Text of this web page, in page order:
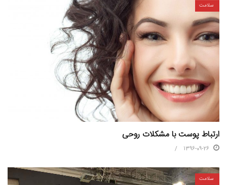
سلامت
ارتباط پوست با مشکلات روحی
1396-09-26
سلامت